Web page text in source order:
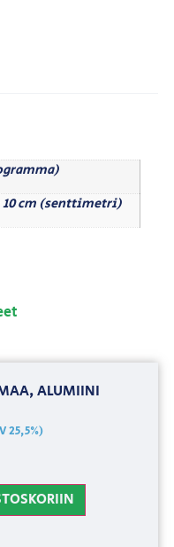
10 cm (senttimetri)
ALUMIINI
25,5%)